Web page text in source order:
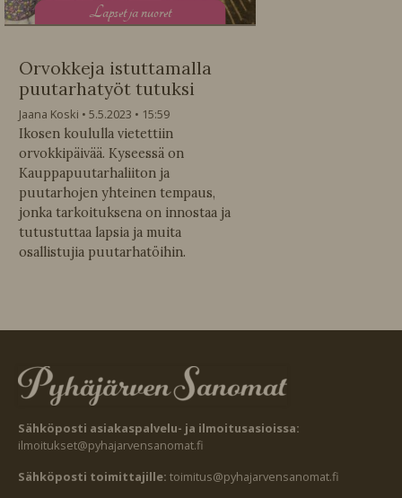
Lapset ja nuoret
Orvokkeja istuttamalla
puutarhatyöt tutuksi
Jaana Koski 5.5.2023
15:59
Ikosen koululla vietettiin
orvokkipäivää. Kyseessä on
Kauppapuutarhaliiton ja
puutarhojen yhteinen tempaus,
jonka tarkoituksena on innostaa ja
tutustuttaa lapsia ja muita
osallistujia puutarhatöihin.
Sähköposti asiakaspalvelu- ja ilmoitusasioissa:
ilmoitukset@pyhajarvensanomat.fi
Sähköposti toimittajille: toimitus@pyhajarvensanomat.fi